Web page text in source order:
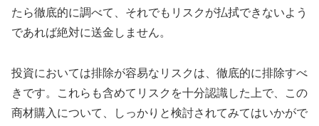
たら徹底的に調べて、それでもリスクが払拭できないよう
であれば絶対に送金しません。
投資においては排除が容易なリスクは、徹底的に排除すべ
きです。これらも含めてリスクを十分認識した上で、この
商材購入について、しっかりと検討されてみてはいかがで